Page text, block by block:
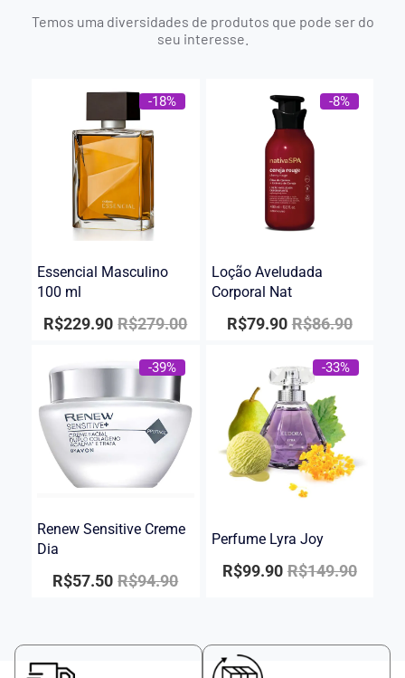
Temos uma diversidades de produtos que pode ser do
seu interesse.
-18%
Essencial Masculino
100 ml
R$279.00
R$229.90
-8%
Loção Aveludada
Corporal Nat
R$86.90
R$79.90
-39%
Renew Sensitive Creme
Dia
R$94.90
R$57.50
-33%
Perfume Lyra Joy
R$149.90
R$99.90